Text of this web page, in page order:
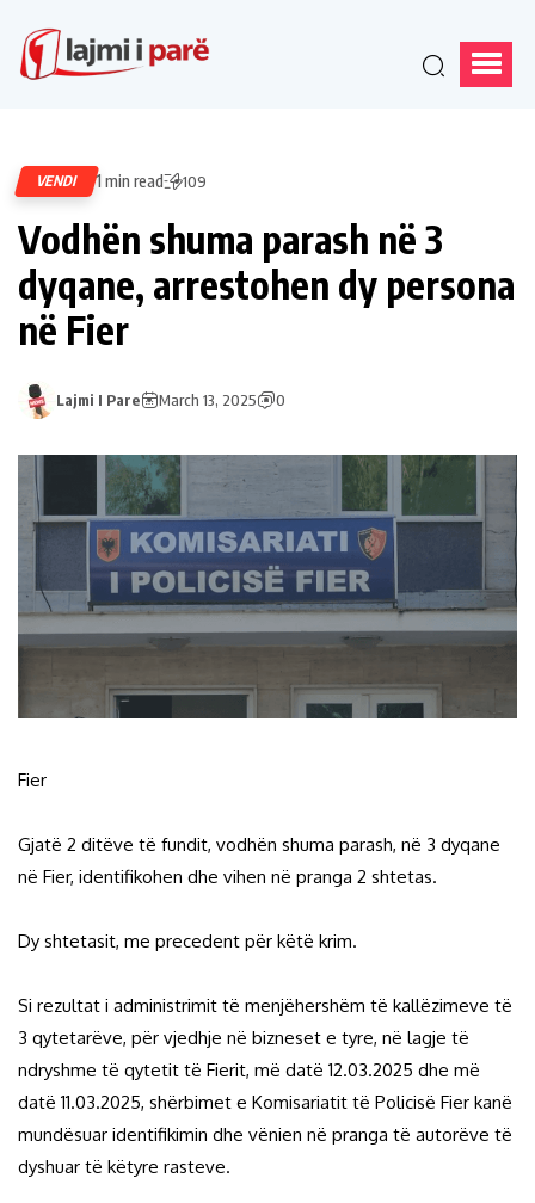
VENDI 1 min read 109
Vodhën shuma parash në 3
dyqane, arrestohen dy persona
në Fier
Lajmi I Pare March 13, 2025 0
Fier
Gjatë 2 ditëve të fundit, vodhën shuma parash, në 3 dyqane
në Fier, identifikohen dhe vihen në pranga 2 shtetas.
Dy shtetasit, me precedent për këtë krim.
Si rezultat i administrimit të menjëhershëm të kallëzimeve të
3 qytetarëve, për vjedhje në bizneset e tyre, në lagje të
ndryshme të qytetit të Fierit, më datë 12.03.2025 dhe më
datë 11.03.2025, shërbimet e Komisariatit të Policisë Fier kanë
mundësuar identifikimin dhe vënien në pranga të autorëve të
dyshuar të këtyre rasteve.